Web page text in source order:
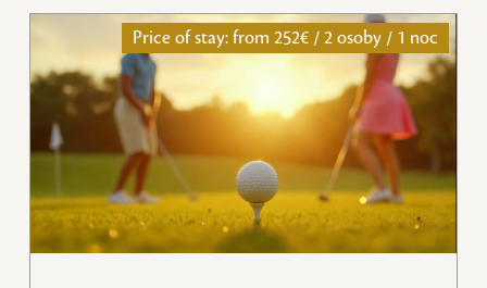
Price of stay: from252€ / 2 osoby / 1 noc